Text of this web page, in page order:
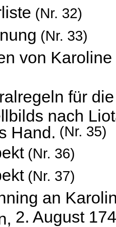
(Nr. 32)
(Nr. 33)
von
für
nach
Hand.
(Nr. 35)
(Nr. 36)
(Nr. 37)
an
2. August